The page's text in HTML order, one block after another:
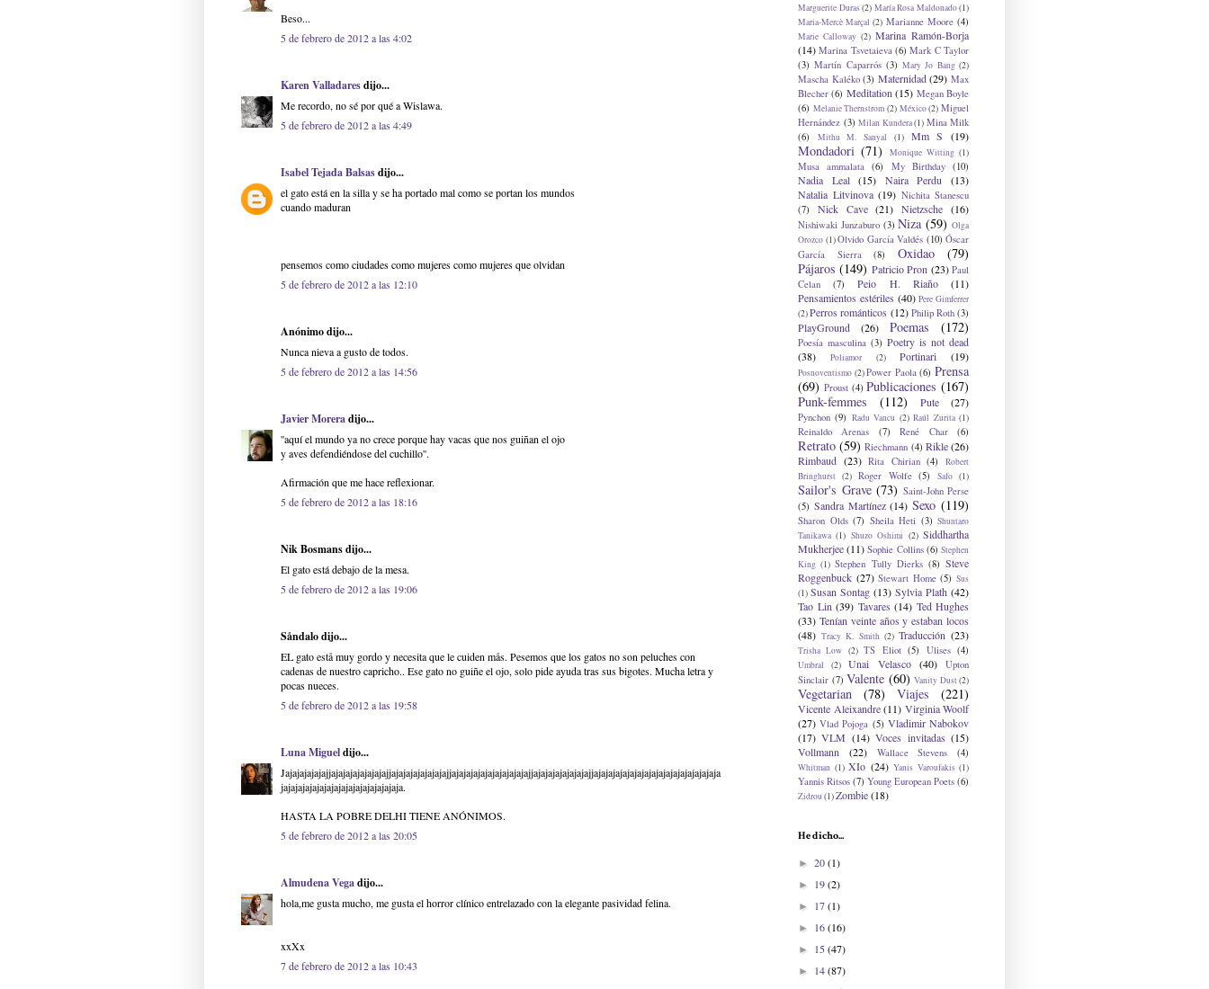
Beso...
5 de febrero de 2012 a las 4:02
Karen Valladaresdijo...
Me recordo, no sé por qué a Wislawa.
5 de febrero de 2012 a las 4:49
Isabel Tejada Balsasdijo...
el gato está en la silla y se ha portado mal como se portan los mundos
cuando maduran
pensemos como ciudades como mujeres como mujeres que olvidan
5 de febrero de 2012 a las 12:10
Anónimo dijo...
Nunca nieva a gusto de todos.
5 de febrero de 2012 a las 14:56
Javier Moreradijo...
''aquí el mundo ya no crece porque hay vacas que nos guiñan el ojo
y aves defendiéndose del cuchillo''.
Afirmación que me hace reflexionar.
5 de febrero de 2012 a las 18:16
Nik Bosmans dijo...
El gato está debajo de la mesa.
5 de febrero de 2012 a las 19:06
Såndalo dijo...
EL gato estå muy gordo y necesita que le cuiden mås. Pesemos que los gatos no son peluches con
cadenas de nuestro capricho.. Ese gato no guiñe el ojo, solo pide ayuda tras sus bigotes. Mucha letra y
pocas nueces.
5 de febrero de 2012 a las 19:58
Luna Migueldijo...
Jajajajajajajjajajajajajajajajjajajajajajajajajjajajajajajajajajajajajjajajajajajajajajjajajajajajajajajajajajajajajajajaja
jajajajajajajajajajajajajajajajaja.
HASTA LA POBRE DELHI TIENE ANÓNIMOS.
5 de febrero de 2012 a las 20:05
Almudena Vegadijo...
hola,me gusta mucho, me gusta el horror clínico entrelazado con la elegante pasividad felina.
xxXx
7 de febrero de 2012 a las 10:43
Marguerite Duras(2) María Rosa Maldonado(1)
Maria-Mercè Marçal (2) Marianne Moore (4)
Marie Calloway (2) Marina Ramón-Borja
(14) Marina Tsvetaieva (6) Mark C Taylor
(3) Martín Caparrós (3) Mary Jo Bang (2)
Mascha Kaléko (3) Maternidad (29) Max
Blecher (6) Meditation (15) Megan Boyle
(6) Melanie Thernstrom (2) México (2) Miguel
Hernández (3) Milan Kundera(1) Mina Milk
(6)
Mithu M. Sanyal (1) Mm S (19)
Mondadori (71) Monique Witting (1)
Musa ammalata (6) My Birthday (10)
Nadia Leal (15) Naira Perdu
(13)
Natalia Litvinova (19) Nichita Stanescu
(7)
Nick Cave (21) Nietzsche (16)
Nishiwaki Junzaburo (3) Niza (59) Olga
Orozco (1)Olvido García Valdés (10) Óscar
García Sierra
(8) Oxidao
(79)
Pájaros (149) Patricio Pron (23) Paul
Celan
(7) Peio H. Riaño
(11)
Pensamientos estériles (40) Pere Gimferrer
(2)Perros románticos (12) Philip Roth (3)
PlayGround (26) Poemas (172)
Poesía masculina (3) Poetry is not dead
(38)
Poliamor (2) Portinari (19)
Posnoventismo (2) Power Paola (6) Prensa
(69) Proust (4) Publicaciones (167)
Punk-femmes
(112) Pute (27)
Pynchon (9) Radu Vancu (2) Raúl Zurita (1)
Reinaldo Arenas (7) René Char (6)
Retrato (59) Riechmann (4) Rikle (26)
Rimbaud (23) Rita Chirian (4)
Robert
Bringhurst (2) Roger Wolfe (5) Safo (1)
Sailor's Grave (73) Saint-John Perse
(5) Sandra Martínez (14) Sexo (119)
Sharon Olds (7) Sheila Heti (3) Shuntaro
Tanikawa (1) Shuzo Oshimi (2) Siddhartha
Mukherjee (11) Sophie Collins (6) Stephen
King (1) Stephen Tully Dierks (8) Steve
Roggenbuck (27) Stewart Home (5) Sus
(1) Susan Sontag (13) Sylvia Plath (42)
Tao Lin (39) Tavares (14) Ted Hughes
(33) Tenían veinte años y estaban locos
(48) Tracy K. Smith (2) Traducción (23)
Trisha Low (2) TS Eliot (5) Ulises (4)
Umbral (2) Unai Velasco (40)
Upton
Sinclair (7) Valente (60) Vanity Dust(2)
Vegetarian (78) Viajes (221)
Vicente Aleixandre (11) Virginia Woolf
(27) Vlad Pojoga (5) Vladimir Nabokov
(17) VLM (14) Voces invitadas (15)
Vollmann
(22) Wallace Stevens (4)
Whitman (1) XIo (24) Yanis Varoufakis (1)
Yannis Ritsos (7) Young European Poets (6)
Zidrou(1)Zombie(18)
He dicho...
► 20(1)
► 19(2)
► 17(1)
► 16(16)
► 15(47)
► 14(87)